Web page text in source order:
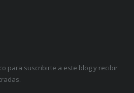
para suscribirte a este blog y recibir